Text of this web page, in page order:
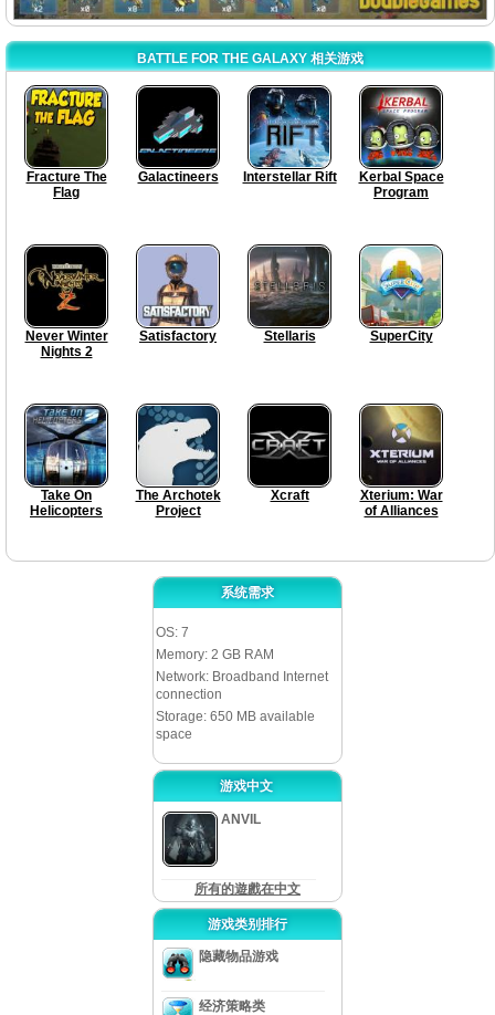
BATTLE FOR THE GALAXY 相关游戏
Fracture The
Flag
Galactineers Interstellar Rift
Kerbal Space
Program
Never Winter
Nights 2
Satisfactory Stellaris SuperCity
Take On
Helicopters
The Archotek
Project
Xcraft
Xterium: War
of Alliances
系统需求
OS: 7
Memory: 2 GB RAM
Network: Broadband Internet
connection
Storage: 650 MB available
space
游戏中文
ANVIL
所有的遊戲在中文
游戏类别排行
隐藏物品游戏
经济策略类